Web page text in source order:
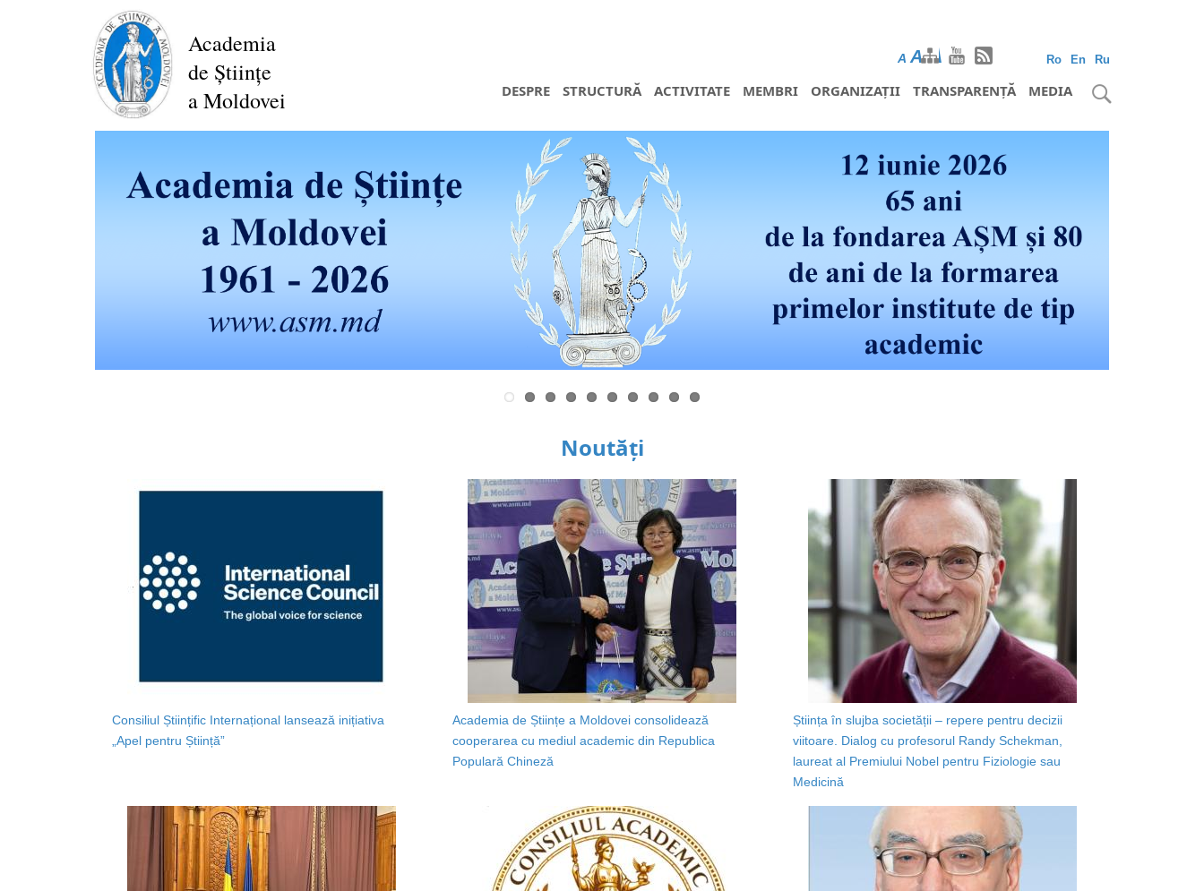
Academia
de Științe
a Moldovei
Ro En Ru
A AA
DESPRE STRUCTURĂ ACTIVITATE MEMBRI ORGANIZAȚII TRANSPARENȚĂ MEDIA
Noutăți
Consiliul Științific Internațional lansează inițiativa
„Apel pentru Știință”
Academia de Științe a Moldovei consolidează
cooperarea cu mediul academic din Republica
Populară Chineză
Știința în slujba societății – repere pentru decizii
viitoare. Dialog cu profesorul Randy Schekman,
laureat al Premiului Nobel pentru Fiziologie sau
Medicină